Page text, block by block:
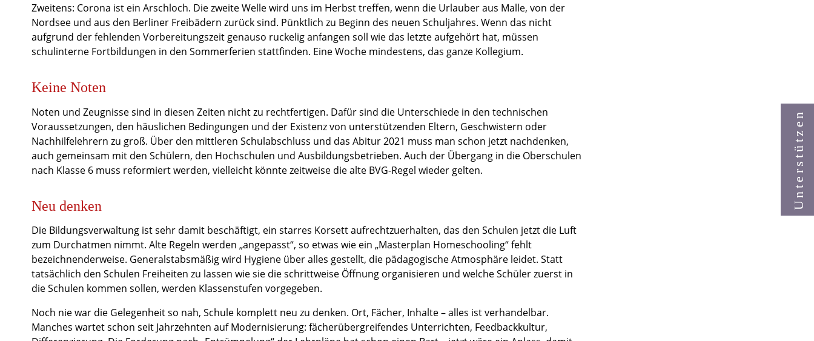
Zweitens: Corona ist ein Arschloch. Die zweite Welle wird uns im Herbst treffen, wenn die Urlauber aus Malle, von der
Nordsee und aus den Berliner Freibädern zurück sind. Pünktlich zu Beginn des neuen Schuljahres. Wenn das nicht
aufgrund der fehlenden Vorbereitungszeit genauso ruckelig anfangen soll wie das letzte aufgehört hat, müssen
schulinterne Fortbildungen in den Sommerferien stattfinden. Eine Woche mindestens, das ganze Kollegium.
Keine Noten
Noten und Zeugnisse sind in diesen Zeiten nicht zu rechtfertigen. Dafür sind die Unterschiede in den technischen
Voraussetzungen, den häuslichen Bedingungen und der Existenz von unterstützenden Eltern, Geschwistern oder
Nachhilfelehrern zu groß. Über den mittleren Schulabschluss und das Abitur 2021 muss man schon jetzt nachdenken,
auch gemeinsam mit den Schülern, den Hochschulen und Ausbildungsbetrieben. Auch der Übergang in die Oberschulen
nach Klasse 6 muss reformiert werden, vielleicht könnte zeitweise die alte BVG-Regel wieder gelten.
Neu denken
Die Bildungsverwaltung ist sehr damit beschäftigt, ein starres Korsett aufrechtzuerhalten, das den Schulen jetzt die Luft
zum Durchatmen nimmt. Alte Regeln werden „angepasst“, so etwas wie ein „Masterplan Homeschooling“ fehlt
bezeichnenderweise. Generalstabsmäßig wird Hygiene über alles gestellt, die pädagogische Atmosphäre leidet. Statt
tatsächlich den Schulen Freiheiten zu lassen wie sie die schrittweise Öffnung organisieren und welche Schüler zuerst in
die Schulen kommen sollen, werden Klassenstufen vorgegeben.
Noch nie war die Gelegenheit so nah, Schule komplett neu zu denken. Ort, Fächer, Inhalte – alles ist verhandelbar.
Manches wartet schon seit Jahrzehnten auf Modernisierung: fächerübergreifendes Unterrichten, Feedbackkultur,
Unterstützen